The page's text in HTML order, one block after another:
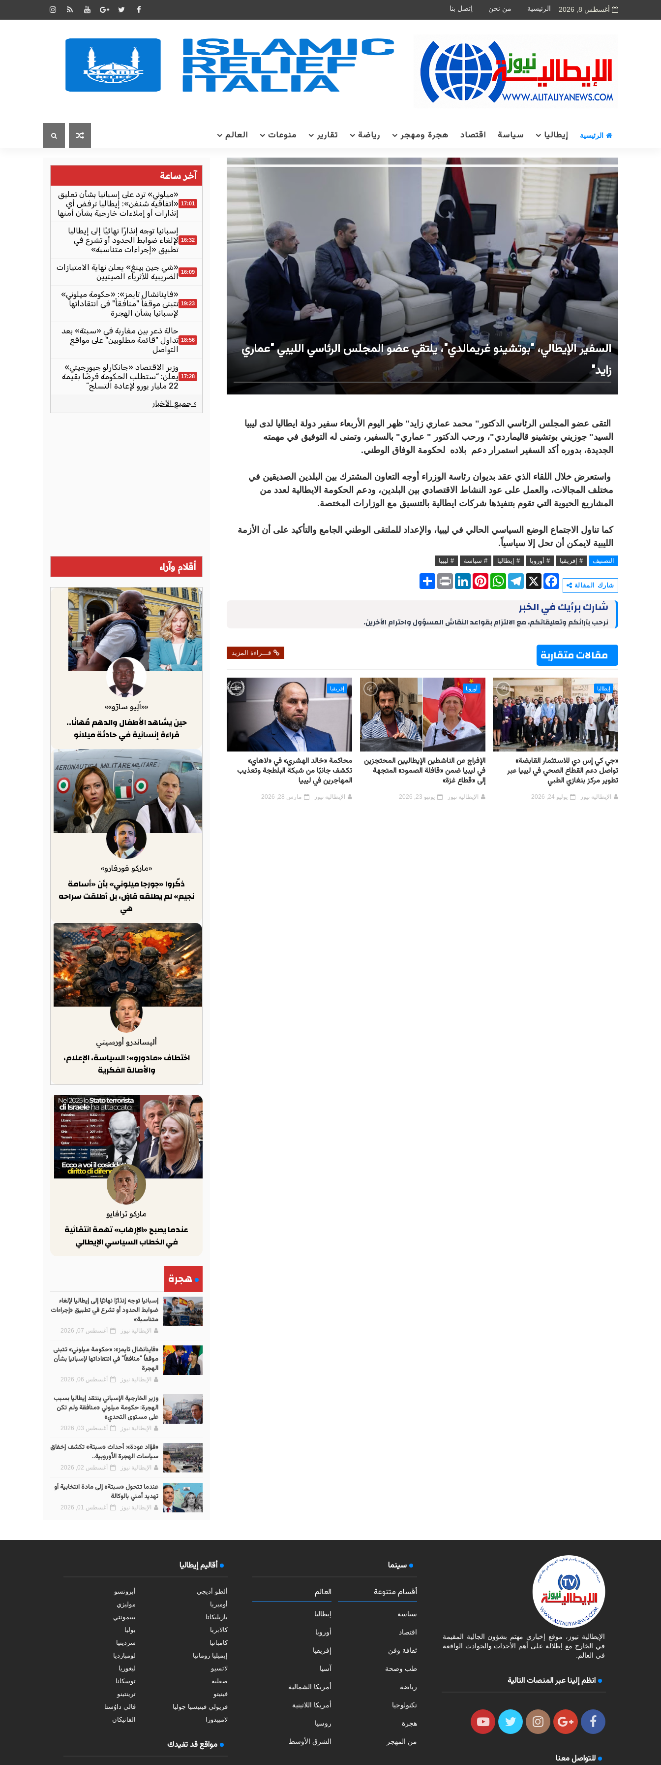
أغسطس 8, 2026 الرئيسية من نحن اِتصل بنا
الرئيسية إيطاليا سياسة اقتصاد هجرة ومهجر رياضة تقارير منوعات العالم
السفير الإيطالي، "بوتشينو غريمالدي"، يلتقي عضو المجلس الرئاسي الليبي "عماري
زايد"
التقى عضو المجلس الرئاسي الدكتور" محمد عماري زايد" ظهر اليوم الأربعاء سفير دولة ايطاليا لدى ليبيا
السيد" جوزيني بوتشينو قاليماردي"، ورحب الدكتور " عماري" بالسفير، وتمنى له التوفيق في مهمته
الجديدة، بدوره أكد السفير استمرار دعم بلاده لحكومة الوفاق الوطني.
واستعرض خلال اللقاء الذي عقد بديوان رئاسة الوزراء أوجه التعاون المشترك بين البلدين الصديقين في
مختلف المجالات، والعمل على عود النشاط الاقتصادي بين البلدين، ودعم الحكومة الايطالية لعدد من
المشاريع الحيوية التي تقوم بتنفيذها شركات ايطالية بالتنسيق مع الوزارات المختصة.
كما تناول الاجتماع الوضع السياسي الحالي في ليبيا، والإعداد للملتقى الوطني الجامع والتأكيد على أن الأزمة
الليبية لايمكن أن تحل إلا سياسياً.
التصنيف # إفريقيا # أوروبا # إيطاليا # سياسة # ليبيا
شارك المقالة
S
P
r
L
I
P
e
W
h
p
T
e
g
a
X
F
a
b
o
شارك برأيك في الخبر
نرحب بآرائكم وتعليقاتكم، مع الالتزام بقواعد النقاش المسؤول واحترام الآخرين.
مقالات متقاربة قـــراءة المزيد
إيطاليا
«جي كي إس دي للاستثمار القابضة»
تواصل دعم القطاع الصحي في ليبيا عبر
تطوير مركز بنغازي الطبي
الإيطالية نيوز يوليو 24, 2026
أوروبا
الإفراج عن الناشطين الإيطاليين المحتجزين
في ليبيا ضمن «قافلة الصمود» المتجهة
إلى «قطاع غزة»
الإيطالية نيوز يونيو 23, 2026
إفريقيا
محاكمة «خالد الهشري» في «لاهاي»
تكشف جانبًا من شبكة البلطجة وتعذيب
المهاجرين في ليبيا
الإيطالية نيوز مارس 28, 2026
آخر ساعة
17:01
«ميلوني» ترد على إسبانيا بشأن تعليق
«اتفاقية شنغن»: إيطاليا ترفض أي
إنذارات أو إملاءات خارجية بشأن أمنها
16:32
إسبانيا توجه إنذارًا نهائيًا إلى إيطاليا
لإلغاء ضوابط الحدود أو تشرع في
تطبيق «إجراءات متناسبة»
16:09 «شي جين بينغ» يعلن نهاية الامتيازات
الضريبية للأثرياء الصينيين
19:23
«فاينانشال تايمز»: «حكومة ميلوني»
تتبنى موقفاً "منافقاً" في انتقاداتها
لإسبانيا بشأن الهجرة
18:56
حالة ذعر بين مغاربة في «سبتة» بعد
تداول "قائمة مطلوبين" على مواقع
التواصل
17:28
وزير الاقتصاد «جانكارلو جيورجيتي»
يعلن: “ستطلب الحكومة قرضًا بقيمة
22 مليار يورو لإعادة التسلح”
› جميع الأخبار
أقلام وآراء
««أَلِيو سارّو»»
حين يشاهد الأطفال والدهم مُهانًا..
قراءة إنسانية في حادثة ميلانو
«ماركو فورفارو»
ذكّروا «جورجا ميلوني» بأن «أسامة
نجيم» لم يطلقه قاضٍ، بل أطلقت سراحه
هي
أليساندرو أورسيني
اختطاف «مادورو»: السياسة، الإعلام،
والأصالة الفكرية
ماركو ترافايو
عندما يصبح «الإرهاب» تهمة انتقائية
في الخطاب السياسي الإيطالي
هجرة
إسبانيا توجه إنذارًا نهائيًا إلى إيطاليا لإلغاء
ضوابط الحدود أو تشرع في تطبيق «إجراءات
متناسبة»
الإيطالية نيوز أغسطس 07, 2026
«فاينانشال تايمز»: «حكومة ميلوني» تتبنى
موقفاً "منافقاً" في انتقاداتها لإسبانيا بشأن
الهجرة
الإيطالية نيوز أغسطس 06, 2026
وزير الخارجية الإسباني ينتقد إيطاليا بسبب
الهجرة: حكومة ميلوني «منافقة ولم تكن
على مستوى التحدي»
الإيطالية نيوز أغسطس 03, 2026
«فؤاد عودة»: أحداث «سبتة» تكشف إخفاق
سياسات الهجرة الأوروبية..
الإيطالية نيوز أغسطس 02, 2026
عندما تتحول «سبتة» إلى مادة انتخابية أو
تهديد أمني بالوكالة
الإيطالية نيوز أغسطس 01, 2026
الإيطالية نيوز، موقع إخباري مهتم بشؤون الجالية المقيمة
في الخارج مع إطلالة على أهم الأحداث والحوادث الواقعة
في العالم.
انظم إلينا عبر المنصات التالية
للتواصل معنا
سينما
أقسام متنوعة
سياسة
اقتصاد
ثقافة وفن
طب وصحة
رياضة
تكنولوجيا
هجرة
من المهجر
العالم
إيطاليا
أوروبا
إفريقيا
آسيا
أمريكا الشمالية
أمريكا اللاتينية
روسيا
الشرق الأوسط
أقاليم إيطاليا
ألطو أديجي
أبروتسو
أومبريا
موليزي
بازيليكاتا
بييمونتي
كالابريا
بوليا
كامبانيا
سردينيا
إيميليا رومانيا
لومبارديا
لاتسيو
ليغوريا
صقلية
توسكانا
فينيتو
ترينتينو
فريولي فينيسيا جوليا
ڤالي داوُستا
لامبيدوزا
الفاتيكان
مواقع قد تفيدك